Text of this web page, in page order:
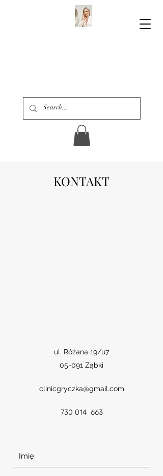
KONTAKT
ul. Różana 19/u7
05-091 Ząbki
clinicgryczka@gmail.com
730 014 663